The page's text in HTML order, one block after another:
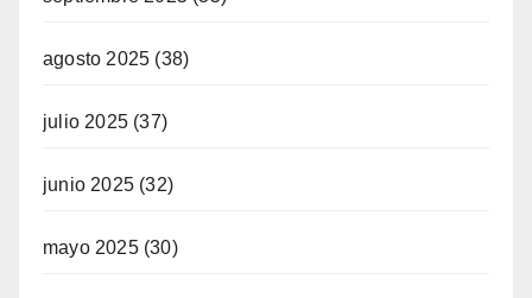
agosto 2025 (38)
julio 2025 (37)
junio 2025 (32)
mayo 2025(30)